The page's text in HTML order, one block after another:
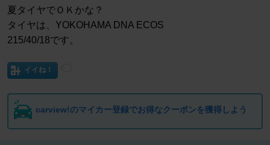
夏タイヤでＯＫかな？
タイヤは、YOKOHAMA DNA ECOS
215/40/18です。
イイね！
carview!のマイカー登録でお得なクーポンを獲得しよう